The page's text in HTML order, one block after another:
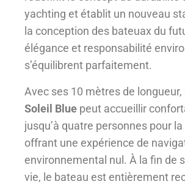
yachting et établit un nouveau
la conception des bateuax du
élégance et responsabilité
s’équilibrent parfaitement.
Avec ses 10 mètres de longueur,
Soleil Blue peut accueillir
jusqu’à quatre personnes pour
offrant une expérience de
environnemental nul. À la fin de
vie, le bateau est entièrement